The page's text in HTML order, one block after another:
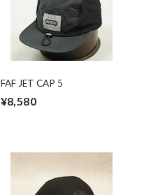
FAF JET CAP 5
¥8,580